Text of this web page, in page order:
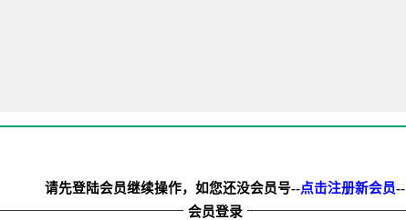
请先登陆会员继续操作，如您还没会员号--点击注册新会员--
会员登录